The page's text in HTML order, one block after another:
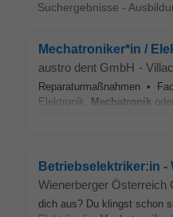
Suchergebnisse -
Mechatroniker*in /
austro dent GmbH -
Reparaturmaßnahmen •
Elektronik, Mechatronik
Betriebselektriker:in -
Wienerberger Österreich
dich aus? Du klingst schon